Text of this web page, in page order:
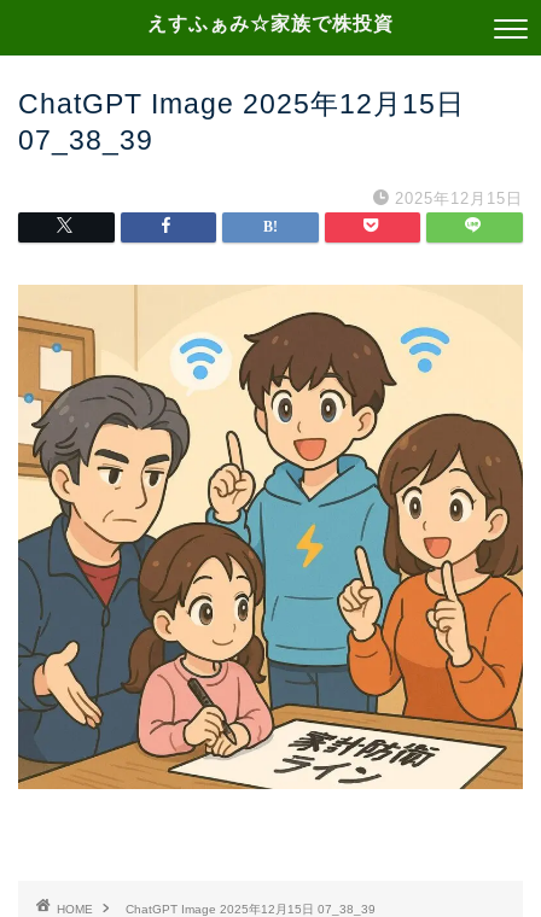
えすふぁみ☆家族で株投資
ChatGPT Image 2025年12月15日
07_38_39
2025年12月15日
HOME ChatGPT Image 2025年12月15日 07_38_39